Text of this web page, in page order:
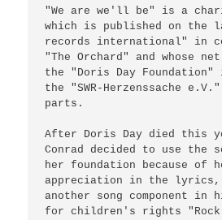
"We are we'll be" is a
which is published on the
records international" in
"The Orchard" and whose
the "Doris Day Foundation"
the "SWR-Herzenssache
parts.
After Doris Day died this
Conrad decided to use the
her foundation because of
appreciation in the lyrics,
another song component in
for children's rights